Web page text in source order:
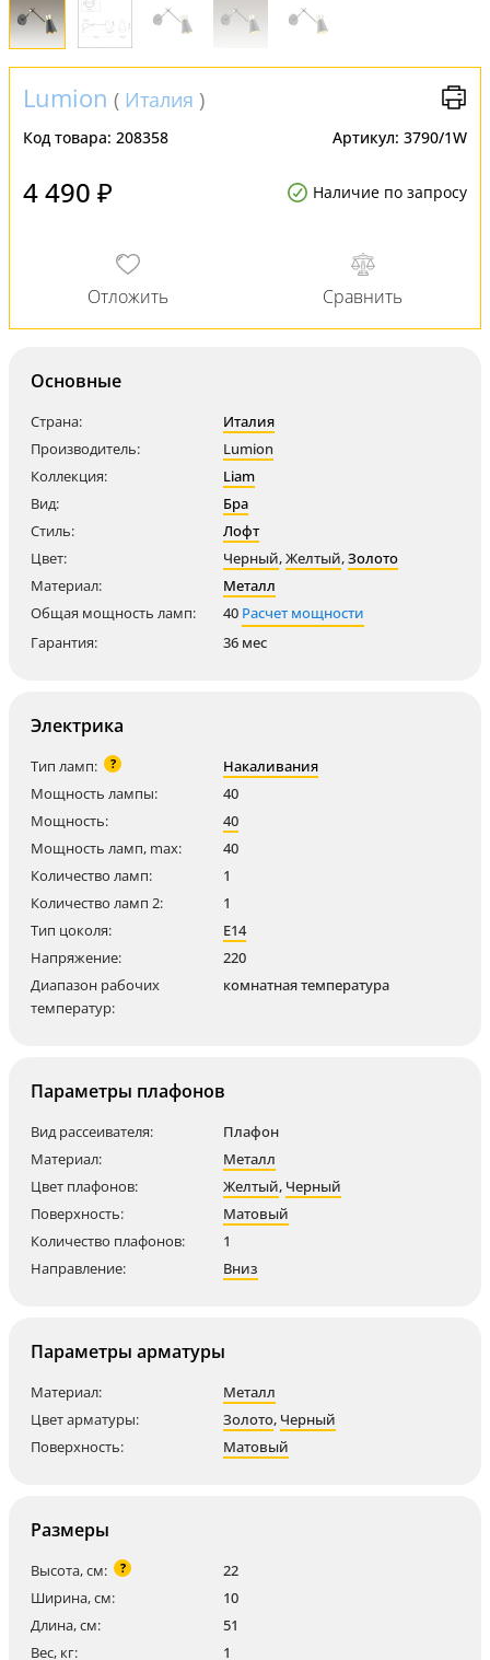
Lumion ( Италия )
Код товара: 208358 Артикул: 3790/1W
4 490 ₽ Наличие по запросу
Основные
Страна:
Италия
Производитель:
Lumion
Коллекция:
Liam
Вид:
Бра
Стиль:
Лофт
Цвет:
Черный,Желтый,Золото
Материал:
Металл
Общая мощность ламп:
40 Расчет мощности
Гарантия:
36 мес
Электрика
Тип ламп: ?
Накаливания
Мощность лампы:
40
Мощность:
40
Мощность ламп, max:
40
Количество ламп:
1
Количество ламп 2:
1
Тип цоколя:
E14
Напряжение:
220
Диапазон рабочих
температур:
комнатная температура
Параметры плафонов
Вид рассеивателя:
Плафон
Материал:
Металл
Цвет плафонов:
Желтый, Черный
Поверхность:
Матовый
Количество плафонов:
1
Направление:
Вниз
Параметры арматуры
Материал:
Металл
Цвет арматуры:
Золото, Черный
Поверхность:
Матовый
Размеры
Высота, см: ?
22
Ширина, см:
10
Длина, см:
51
Вес, кг:
1